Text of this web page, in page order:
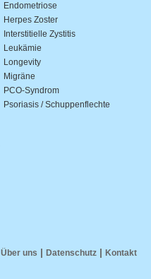
Endometriose
Herpes Zoster
Interstitielle Zystitis
Leukämie
Longevity
Migräne
PCO-Syndrom
Psoriasis / Schuppenflechte
Über uns | Datenschutz | Kontakt